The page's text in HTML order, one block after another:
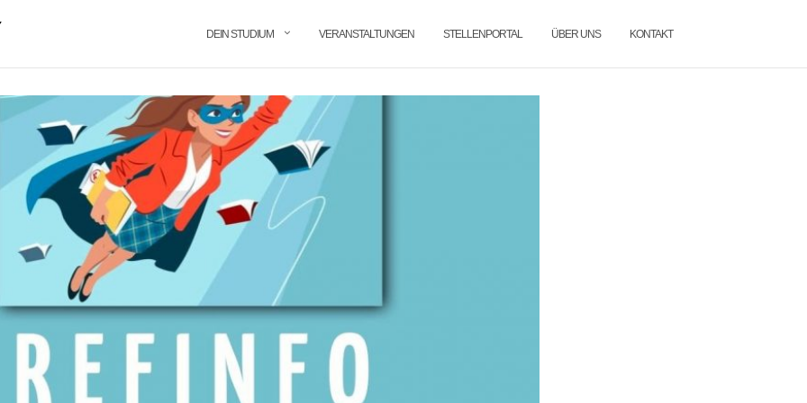
DEIN STUDIUM VERANSTALTUNGEN STELLENPORTAL ÜBER UNS KONTAKT